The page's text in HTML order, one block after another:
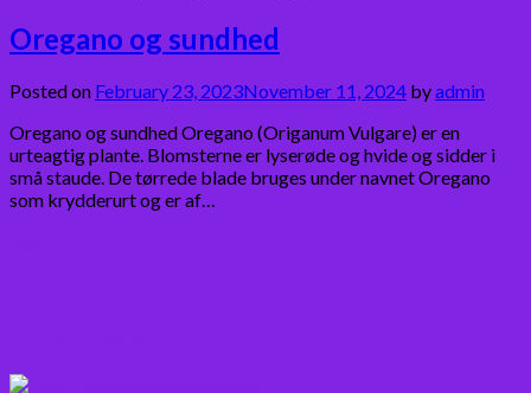
Oregano og sundhed
Posted on February 23, 2023November 11, 2024 byadmin
Oregano og sundhed Oregano (Origanum Vulgare) er en
urteagtig plante. Blomsterne er lyserøde og hvide og sidder i
små staude. De tørrede blade bruges under navnet Oregano
som krydderurt og er af…